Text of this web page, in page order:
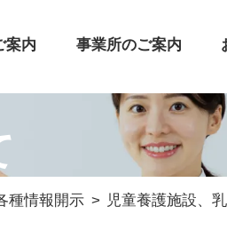
案内 事業所のご案内
種情報開示 児童養護施設、